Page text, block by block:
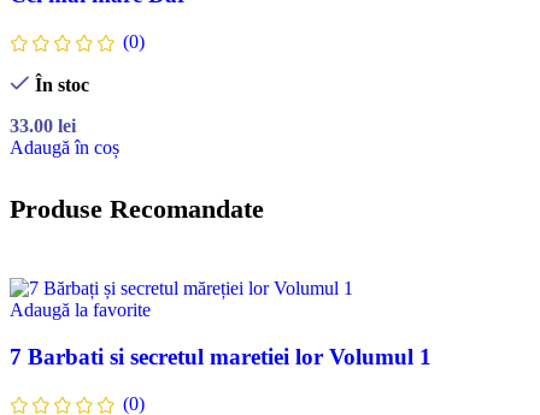
(0)
În stoc
33.00 lei
Adaugă în coș
Produse Recomandate
Adaugă la favorite
7 Barbati si secretul maretiei lor Volumul 1
(0)